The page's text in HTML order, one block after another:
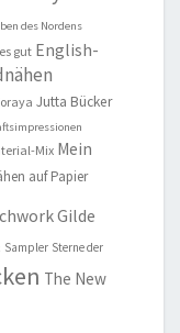
des Nordens
gut English-
Jutta Bücker
Mix Mein
auf Papier
Gilde
Sampler Sterne der
The New